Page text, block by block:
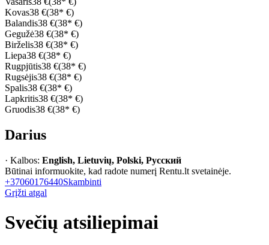
Kovas38 €(38* €)
Balandis38 €(38* €)
Gegužė38 €(38* €)
Birželis38 €(38* €)
Liepa38 €(38* €)
Rugpjūtis38 €(38* €)
Rugsėjis38 €(38* €)
Spalis38 €(38* €)
Lapkritis38 €(38* €)
Gruodis38 €(38* €)
Darius
· Kalbos: English, Lietuvių, Polski, Русский
Būtinai informuokite, kad radote numerį Rentu.lt svetainėje.
+37060176440Skambinti
Grįžti atgal
Svečių atsiliepimai